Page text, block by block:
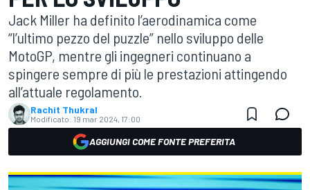
Jack Miller ha definito l’aerodinamica come
“l’ultimo pezzo del puzzle” nello sviluppo delle
MotoGP, mentre gli ingegneri continuano a
spingere sempre di più le prestazioni attingendo
all’attuale regolamento.
Rachit Thukral
Modificato: 19 mar 2024, 17:00
AGGIUNGI COME FONTE PREFERITA